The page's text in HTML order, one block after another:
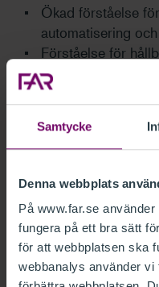
Samtycke
Denna webbplats
På www.far.se
fungera på ett bra sätt
för att webbplatsen ska
webbanalys använder
Ökad förståelse
automatisering
Förståelse för
rapporteringskrav
controller
finansiella logiken
och prioriteringar
med ekonomi
Kunskap om
Vill du utvecklas som
möta framtidens